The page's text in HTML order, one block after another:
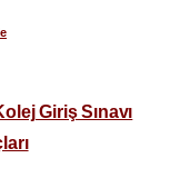
Giriş Sınavı